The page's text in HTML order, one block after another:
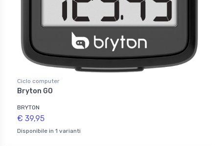
Ciclo computer
Bryton GO
BRYTON
€ 39,95
Disponibile in 1 varianti